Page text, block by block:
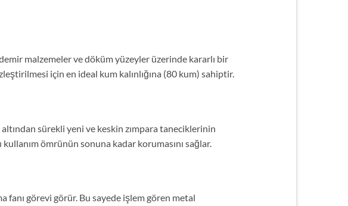
malzemeler ve döküm yüzeyler üzerinde kararlı bir
için en ideal kum kalınlığına (80 kum) sahiptir.
altından sürekli yeni ve keskin zımpara taneciklerinin
ömrünün sonuna kadar korumasını sağlar.
fanı görevi görür. Bu sayede işlem gören metal